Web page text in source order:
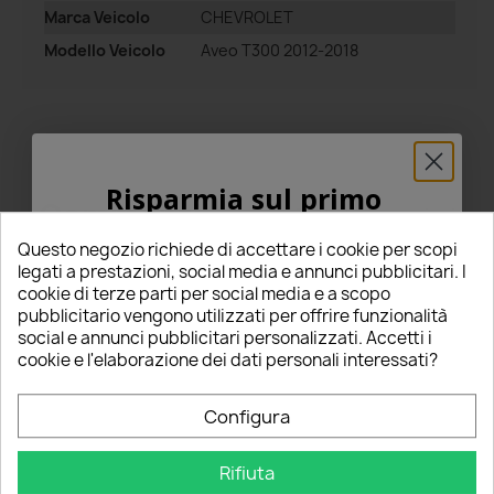
Marca Veicolo
CHEVROLET
Modello Veicolo
Aveo T300 2012-2018
Commenti Tutte le recensioni
Riepilogo
5
starstarstarstarstar
Seleziona un punteggio per filtrare le recensioni.
Questo negozio richiede di accettare i cookie per scopi
legati a prestazioni, social media e annunci pubblicitari. I
cookie di terze parti per social media e a scopo
pubblicitario vengono utilizzati per offrire funzionalità
social e annunci pubblicitari personalizzati. Accetti i
cookie e l'elaborazione dei dati personali interessati?
Configura
Rifiuta
Risparmia sul primo
5% PER TE!
Inserisci la tua email qui sotto per ricevere il
5% DI SCONTOsul tuo primo ordine!
Nome